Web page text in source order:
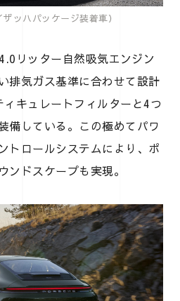
ッハパッケージ装着車）
リッター自然吸気エンジン
排気ガス基準に合わせて設計
キュレートフィルターと4つ
備している。この極めてパワ
トロールシステムにより、ポ
ンドスケープも実現。